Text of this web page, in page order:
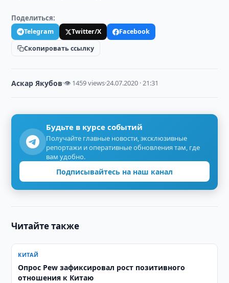
Поделиться:
Telegram Twitter/X
Facebook
Скопировать ссылку
Аскар Якубов·👁 1459 views·24.07.2020 · 21:31
Будьте в курсе событий
Получайте главные новости, эксклюзивные
репортажи и оперативные обновления там, где
вам удобно.
Подписывайтесь на наш канал
Читайте также
КИТАЙ
Опрос Pew зафиксировал рост позитивного
отношения к Китаю